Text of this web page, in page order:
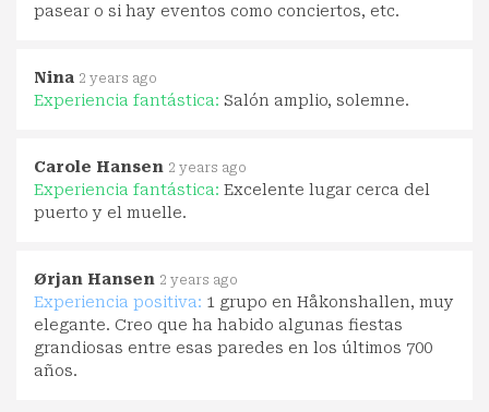
pasear o si hay eventos como conciertos, etc.
Nina 2 years ago
Experiencia fantástica: Salón amplio, solemne.
Carole Hansen 2 years ago
Experiencia fantástica: Excelente lugar cerca del
puerto y el muelle.
Ørjan Hansen 2 years ago
Experiencia positiva: 1 grupo en Håkonshallen, muy
elegante. Creo que ha habido algunas fiestas
grandiosas entre esas paredes en los últimos 700
años.